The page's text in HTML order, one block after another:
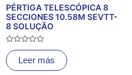
PÉRTIGA TELESCÓPICA 8
SECCIONES 10.58M SEVTT-
8 SOLUÇÃO
Valorado
con
0
de
Leer más